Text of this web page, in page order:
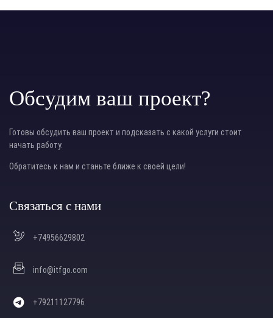
Обсудим ваш проект?
Готовы обсудить ваш проект и подсказать с какой услуги стоит
начать работу.
Обратитесь к нам и станьте ближе к своей цели!
Связаться с нами
+74956629802
info@itfgo.com
+79211127796